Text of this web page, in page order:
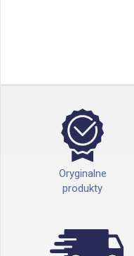
Oryginalne
produkty